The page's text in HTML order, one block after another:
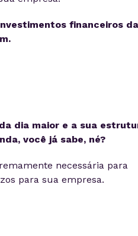
financeiros da
dia maior e a sua
você já sabe, né?
necessária para
para sua empresa.